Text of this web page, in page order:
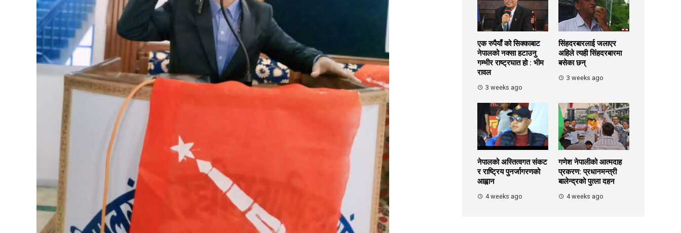
एक रुपैयाँ को सिक्काबाट
नेपालको नक्सा हटाउनु
गम्भीर राष्ट्रघात हो : भीम
रावल
3 weeks ago
सिंहदरबारलाई जलाएर
अहिले त्यही सिंहदरबारमा
बसेका छन्
3 weeks ago
नेपालको अस्तित्वगत संकट
र राष्ट्रिय पुनर्जागरणको
आह्वान
4 weeks ago
गणेश नेपालीको आत्मदाह
प्रकरण: प्रधानमन्त्री
बालेन्द्रको पुत्ला दहन
4 weeks ago